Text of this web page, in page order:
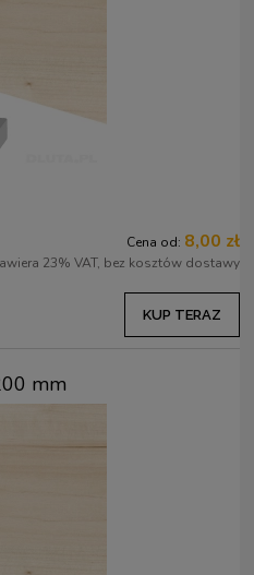
Cena od: 8,00 zł
23% VAT, bez kosztów dostawy
KUP TERAZ
mm